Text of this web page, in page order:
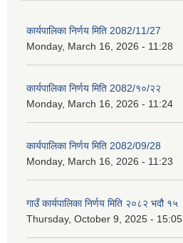
कार्यपालिका निर्णय मिति 2082/11/27
Monday, March 16, 2026 - 11:28
कार्यपालिका निर्णय मिति 2082/१०/२२
Monday, March 16, 2026 - 11:24
कार्यपालिका निर्णय मिति 2082/09/28
Monday, March 16, 2026 - 11:23
गाउँ कार्यपालिका निर्णय मिति २०८२ भदौ १५
Thursday, October 9, 2025 - 15:05